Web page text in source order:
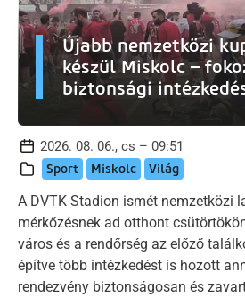
Újabb nemzetközi
készül Miskolc –
biztonsági
2026. 08. 06., cs – 09:51
Sport Miskolc Világ
A DVTK Stadion ismét nemzetközi
mérkőzésnek ad otthont
város és a rendőrség az előző
építve több intézkedést is hozott
rendezvény biztonságosan és